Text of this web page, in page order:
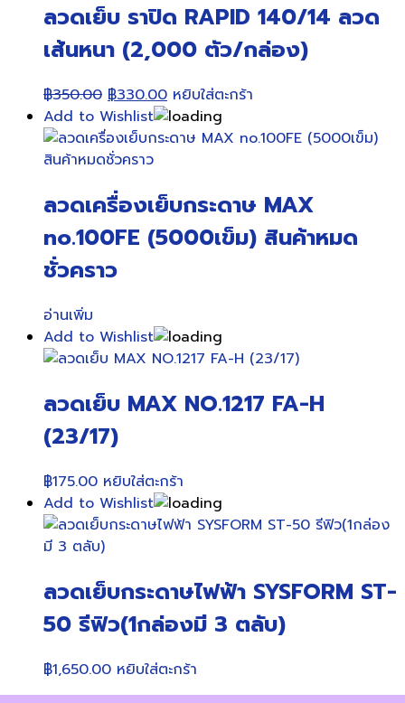
ลวดเย็บ ราปิด RAPID 140/14 ลวด
เส้นหนา (2,000 ตัว/กล่อง)
฿350.00 Original
price
was:
฿350.00.
฿330.00Current
price
is:
หยิบใส่ตะกร้า
Add to Wishlist
ลวดเครื่องเย็บกระดาษ MAX
no.100FE (5000เข็ม) สินค้าหมด
ชั่วคราว
อ่านเพิ่ม
Add to Wishlist
ลวดเย็บ MAX NO.1217 FA-H
(23/17)
฿175.00 หยิบใส่ตะกร้า
Add to Wishlist
ลวดเย็บกระดาษไฟฟ้า SYSFORM ST-
50 รีฟิว(1กล่องมี 3 ตลับ)
฿1,650.00 หยิบใส่ตะกร้า